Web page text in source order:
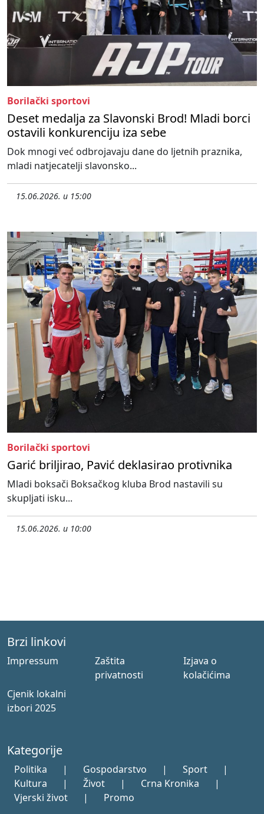
Borilački sportovi
Deset medalja za Slavonski Brod! Mladi borci
ostavili konkurenciju iza sebe
Dok mnogi već odbrojavaju dane do ljetnih praznika,
mladi natjecatelji slavonsko...
15.06.2026. u 15:00
Borilački sportovi
Garić briljirao, Pavić deklasirao protivnika
Mladi boksači Boksačkog kluba Brod nastavili su
skupljati isku...
15.06.2026. u 10:00
Brzi linkovi
Impressum
Zaštita
privatnosti
Izjava o
kolačićima
Cjenik lokalni
izbori 2025
Kategorije
Politika | Gospodarstvo | Sport
|
Kultura
| Život | Crna Kronika
|
Vjerski život
| Promo